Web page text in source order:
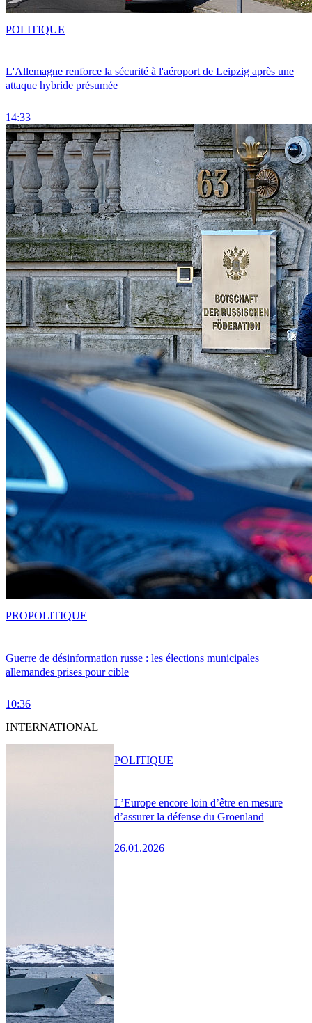
L'Allemagne renforce la sécurité à l'aéroport de Leipzig après une
attaque hybride présumée
14:33
POLITIQUE
Guerre de désinformation russe : les élections municipales
allemandes prises pour cible
10:36
PROPOLITIQUE
INTERNATIONAL
L’Europe encore loin d’être en mesure
d’assurer la défense du Groenland
26.01.2026
POLITIQUE